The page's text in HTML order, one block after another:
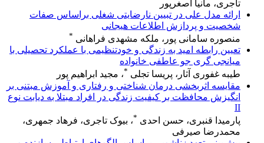
تاجری، مانیا اصغرپور
ارائه مدل علی در تبیین نارضایتی شغلی براساس صفات
شخصیت و پردازش اطلاعات هیجانی
منصوره سامانی پور، ملکه مشهدی فراهانی *
تعیین رابطه امید به زندگی و خودتنظیمی با عملکرد تحصیلی با
میانجی گری جو عاطفی خانواده
طیبه غفوری آثار، پریسا تجلی * ، مجید ابراهیم پور
مقایسه اثربخشی درمان شناختی و رفتاری و آموزش مبتنی بر
انگیزش محافظت بر کیفیت زندگی در افراد مبتلا به دیابت نوع
II
پارمیدا قنبری، حسن احدی *، بیوک تاجری، فرهاد جمهری،
محمدرضا صیرفی